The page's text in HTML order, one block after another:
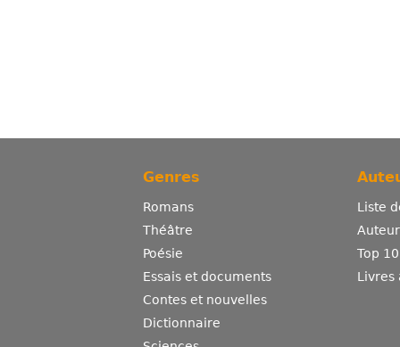
Genres
Romans
Théâtre
Poésie
Essais et documents
Contes et nouvelles
Dictionnaire
Liste
Top
Livres